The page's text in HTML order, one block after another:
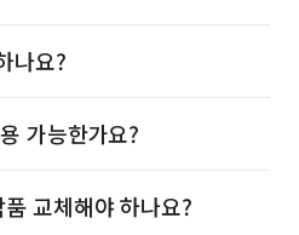
나요?
가능한가요?
교체해야 하나요?